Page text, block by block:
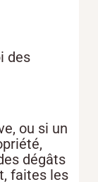
des
ou si un
dégâts
faites les